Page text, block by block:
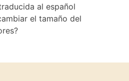
al español
el tamaño del